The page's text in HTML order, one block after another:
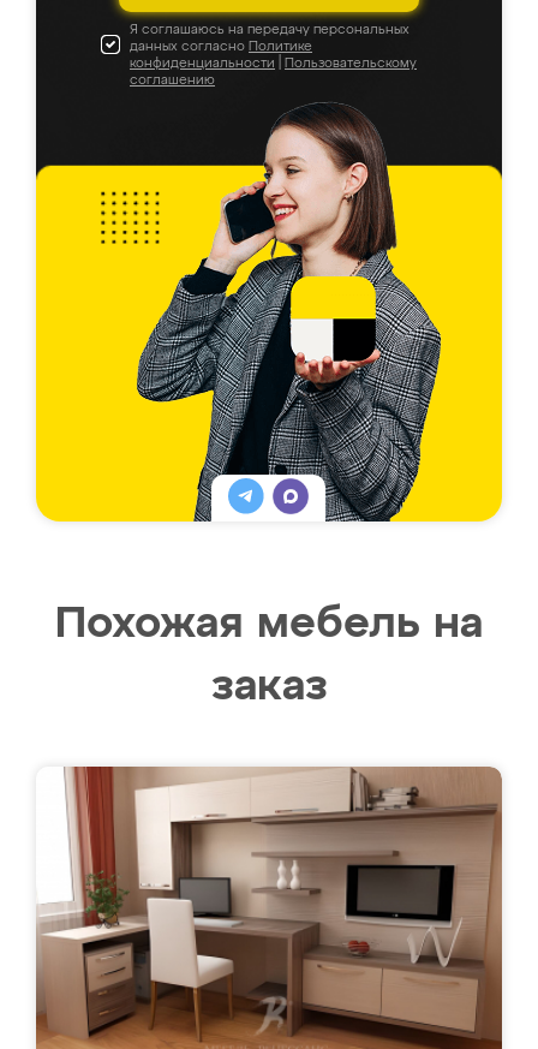
Я соглашаюсь на передачу персональных
данных согласно Политике
конфиденциальности
Пользовательскому
соглашению
Похожая мебель на
заказ